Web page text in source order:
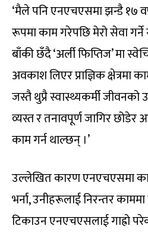
‘मैले पनि एनएचएसमा झन्डै १७
रूपमा काम गरेपछि मेरो सेवा
बाँकी छँदै ‘अर्ली फिप्तिज’ मा
अवकाश लिएर प्राज्ञिक क्षेत्रमा
जस्तै थुप्रै स्वास्थ्यकर्मी जीवनको
व्यस्त र तनावपूर्ण जागिर
काम गर्न थाल्छन् ।’
उल्लेखित कारण एनएचएसमा
भर्ना, उनीहरूलाई निरन्तर
टिकाउन एनएचएसलाई गाह्रो